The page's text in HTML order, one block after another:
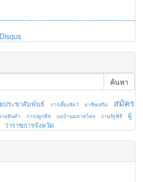
Disqus
ค้นหา
ประชาสัมพันธ์ การเลี้ยงสัตว์ อาชีพเสริม
สมัคร
ยสินค้า การปลูกพืช แม่บ้านมหาดไทย งานรัฐพิธี
ผู้
ว่าราชการจังหวัด